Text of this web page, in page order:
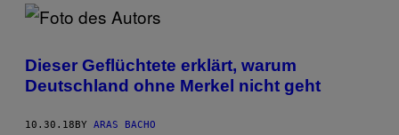
Dieser Geflüchtete erklärt, warum
Deutschland ohne Merkel nicht geht
10.30.18 BY ARAS BACHO